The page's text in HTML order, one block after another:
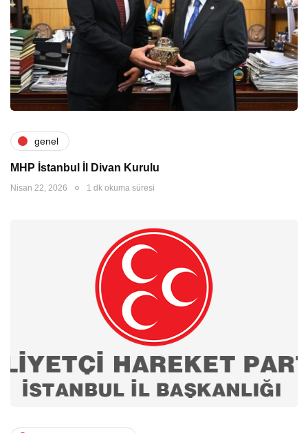
genel
MHP İstanbul İl Divan Kurulu
Nisan 22, 2026 1 dk okuma süresi